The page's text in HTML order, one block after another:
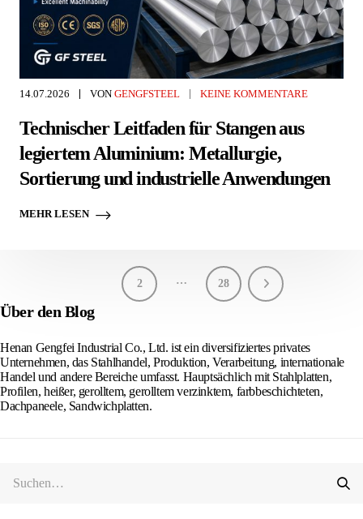
14.07.2026 VON GENGFSTEEL KEINE KOMMENTARE
Technischer Leitfaden für Stangen aus
legiertem Aluminium: Metallurgie,
Sortierung und industrielle Anwendungen
MEHR LESEN
2 … 28
Über den Blog
Henan Gengfei Industrial Co., Ltd. ist ein diversifiziertes privates
Unternehmen, das Stahlhandel, Produktion, Verarbeitung, internationale
Handel und andere Bereiche umfasst. Hauptsächlich mit Stahlplatten,
Profilen, heißer, gerolltem, gerolltem verzinktem, farbbeschichteten,
Dachpaneele, Sandwichplatten.